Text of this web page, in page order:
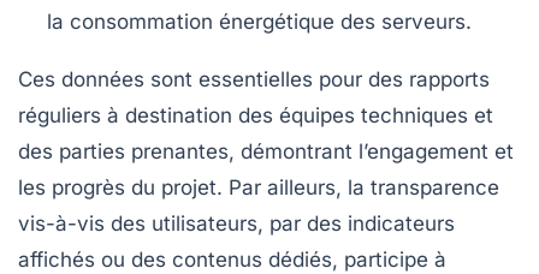
la consommation énergétique des serveurs.
Ces données sont essentielles pour des rapports
réguliers à destination des équipes techniques et
des parties prenantes, démontrant l’engagement et
les progrès du projet. Par ailleurs, la transparence
vis-à-vis des utilisateurs, par des indicateurs
affichés ou des contenus dédiés, participe à